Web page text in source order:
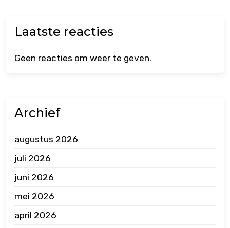
Laatste reacties
Geen reacties om weer te geven.
Archief
augustus 2026
juli 2026
juni 2026
mei 2026
april 2026